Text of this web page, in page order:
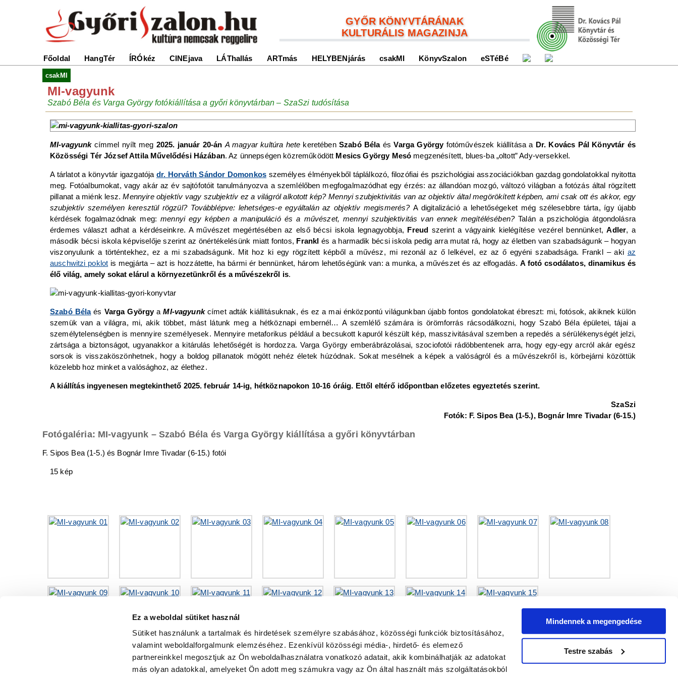
Ez a weboldal sütiket használ
Sütiket használunk a tartalmak és hirdetések személyre szabásához, közösségi funkciók biztosításához,
valamint weboldalforgalmunk elemzéséhez. Ezenkívül közösségi média-, hirdető- és elemező
partnereinkkel megosztjuk az Ön weboldalhasználatra vonatkozó adatait, akik kombinálhatják az adatokat
más olyan adatokkal, amelyeket Ön adott meg számukra vagy az Ön által használt más szolgáltatásokból
Mindennek a megengedése
Testre szabás
GYŐR KÖNYVTÁRÁNAK
KULTURÁLIS MAGAZINJA
Főoldal HangTér ÍRÓkéz CINEjava LÁThallás ARTmás HELYBENjárás csakMI KönyvSzalon eSTéBé
csakMI
MI-vagyunk
Szabó Béla és Varga György fotókiállítása a győri könyvtárban – SzaSzi tudósítása
MI-vagyunkcímmel nyílt meg 2025. január 20-án A magyar kultúra hete keretében Szabó BélaésVarga Györgyfotóművészek kiállítása a Dr. Kovács Pál Könyvtár és
Közösségi Tér József Attila Művelődési Házában. Az ünnepségen közreműködött Mesics György Mesó megzenésített, blues-ba „oltott” Ady-versekkel.
A tárlatot a könyvtár igazgatója dr. Horváth Sándor Domonkos személyes élményekből táplálkozó, filozófiai és pszichológiai asszociációkban gazdag gondolatokkal nyitotta
meg. Fotóalbumokat, vagy akár az év sajtófotóit tanulmányozva a szemlélőben megfogalmazódhat egy érzés: az állandóan mozgó, változó világban a fotózás által rögzített
pillanat a miénk lesz.Mennyire objektív vagy szubjektív ez a világról alkotott kép? Mennyi szubjektivitás van az objektív által megörökített képben, ami csak ott és akkor, egy
szubjektív személyen keresztül rögzül? Továbblépve: lehetséges-e egyáltalán az objektív megismerés?A digitalizáció a lehetőségeket még szélesebbre tárta, így újabb
kérdések fogalmazódnak meg:mennyi egy képben a manipuláció és a művészet, mennyi szubjektivitás van ennek megítélésében?Talán a pszichológia átgondolásra
érdemes választ adhat a kérdéseinkre. A művészet megértésében az első bécsi iskola legnagyobbja, Freud szerint a vágyaink kielégítése vezérel bennünket,Adler, a
második bécsi iskola képviselője szerint az önértékelésünk miatt fontos, Frankl és a harmadik bécsi iskola pedig arra mutat rá, hogy az életben van szabadságunk – hogyan
viszonyulunk a történtekhez, ez a mi szabadságunk. Mit hoz ki egy rögzített képből a művész, mi rezonál az ő lelkével, ez az ő egyéni szabadsága. Frankl – aki az
auschwitzi poklot is megjárta – azt is hozzátette, ha bármi ér bennünket, három lehetőségünk van: a munka, a művészet és az elfogadás.A fotó csodálatos, dinamikus és
élő világ, amely sokat elárul a környezetünkről és a művészekről is.
Szabó Bélaés Varga GyörgyaMI-vagyunkcímet adták kiállításuknak, és ez a mai énközpontú világunkban újabb fontos gondolatokat ébreszt: mi, fotósok, akiknek külön
szemük van a világra, mi, akik többet, mást látunk meg a hétköznapi embernél… A szemlélő számára is örömforrás rácsodálkozni, hogy Szabó Béla épületei, tájai a
személytelenségben is mennyire személyesek. Mennyire metaforikus például a becsukott kapuról készült kép, masszivitásával szemben a repedés a sérülékenységét jelzi,
zártsága a biztonságot, ugyanakkor a kitárulás lehetőségét is hordozza. Varga György emberábrázolásai, szociofotói rádöbbentenek arra, hogy egy-egy arcról akár egész
sorsok is visszaköszönhetnek, hogy a boldog pillanatok mögött nehéz életek húzódnak. Sokat mesélnek a képek a valóságról és a művészekről is, körbejárni közöttük
közelebb hoz minket a valósághoz, az élethez.
A kiállítás ingyenesen megtekinthető 2025. február 14-ig, hétköznapokon 10-16 óráig. Ettől eltérő időpontban előzetes egyeztetés szerint.
SzaSzi
Fotók: F. Sipos Bea (1-5.), Bognár Imre Tivadar (6-15.)
Fotógaléria: MI-vagyunk – Szabó Béla és Varga György kiállítása a győri könyvtárban
F. Sipos Bea (1-5.) és Bognár Imre Tivadar (6-15.) fotói
15 kép